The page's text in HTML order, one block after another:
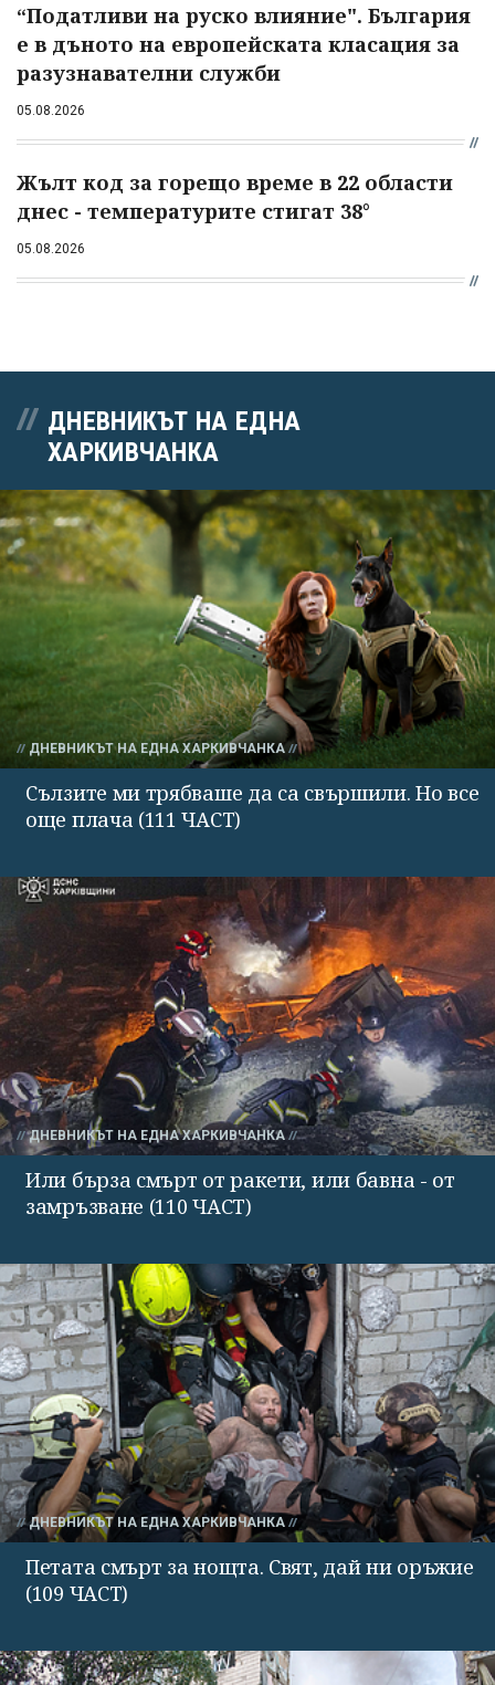
“Податливи на руско влияние". България
е в дъното на европейската класация за
разузнавателни служби
05.08.2026
Жълт код за горещо време в 22 области
днес - температурите стигат 38°
05.08.2026
ДНЕВНИКЪТ НА ЕДНА
ХАРКИВЧАНКА
ДНЕВНИКЪТ НА ЕДНА ХАРКИВЧАНКА
Сълзите ми трябваше да са свършили. Но все
още плача (111 ЧАСТ)
ДНЕВНИКЪТ НА ЕДНА ХАРКИВЧАНКА
Или бърза смърт от ракети, или бавна - от
замръзване (110 ЧАСТ)
ДНЕВНИКЪТ НА ЕДНА ХАРКИВЧАНКА
Петата смърт за нощта. Свят, дай ни оръжие
(109 ЧАСТ)